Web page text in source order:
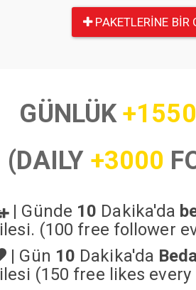
PAKETLERINE BIR
GÜNLÜK+1550
(DAILY +3000
| Günde 10 Dakika'da
(100 free follower
| Gün 10 Dakika'da
(150 free likes